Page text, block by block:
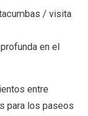
/ visita
en el
entre
para los paseos